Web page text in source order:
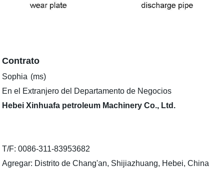
Contrato
Sophia (ms)
En el Extranjero del Departamento de Negocios
Hebei Xinhuafa petroleum Machinery Co., Ltd.
T/F: 0086-311-83953682
Agregar: Distrito de Chang'an, Shijiazhuang, Hebei, China